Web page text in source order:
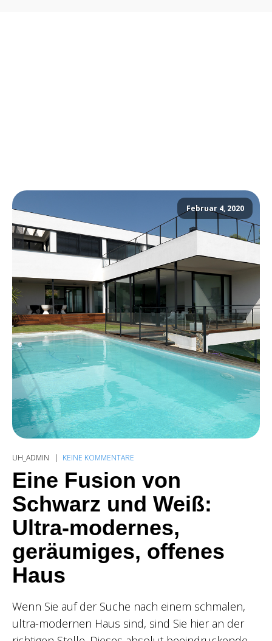
Februar 4, 2020
UH_ADMIN KEINE KOMMENTARE
Eine Fusion von
Schwarz und Weiß:
Ultra-modernes,
geräumiges, offenes
Haus
Wenn Sie auf der Suche nach einem schmalen,
ultra-modernen Haus sind, sind Sie hier an der